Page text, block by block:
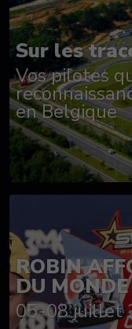
Sur les
Vos pilotes
en Belgique
ROBIN
DU
05-08 juillet